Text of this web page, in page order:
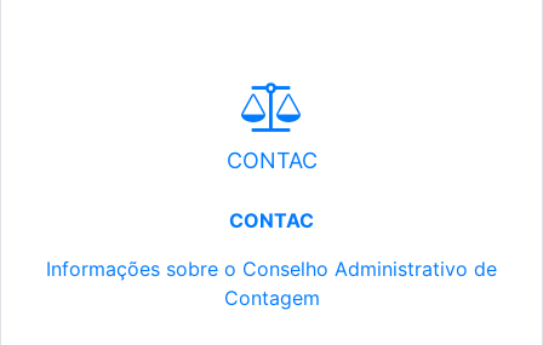
CONTAC
CONTAC
Informações sobre o Conselho Administrativo de
Contagem